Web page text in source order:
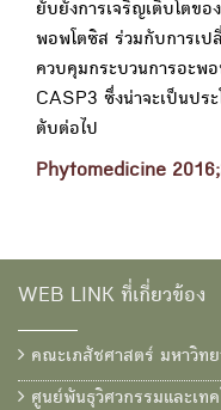
ยับยั้งการเจริญเติบโตขอ
พอพโตซิส ร่วมกับการเป
ควบคุมกระบวนการอะพ
CASP3 ซึ่งน่าจะเป็นปร
ตับต่อไป
Phytomedicine
WEB LINK ที่เกี่ยวข้อง
คณะเภสัชศาสตร์ มหาวิท
ศูนย์พันธุวิศวกรรมและเท